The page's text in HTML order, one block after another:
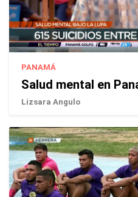
PANAMÁ
Salud mental en
Lizsara Angulo